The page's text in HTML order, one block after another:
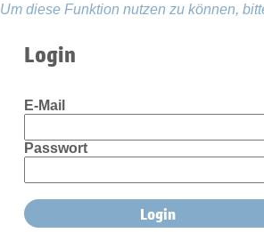
Um diese Funktion nutzen zu können,
Login
E-Mail
Passwort